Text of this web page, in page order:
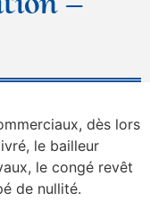
dès lors
le bailleur
le congé revêt
de nullité.